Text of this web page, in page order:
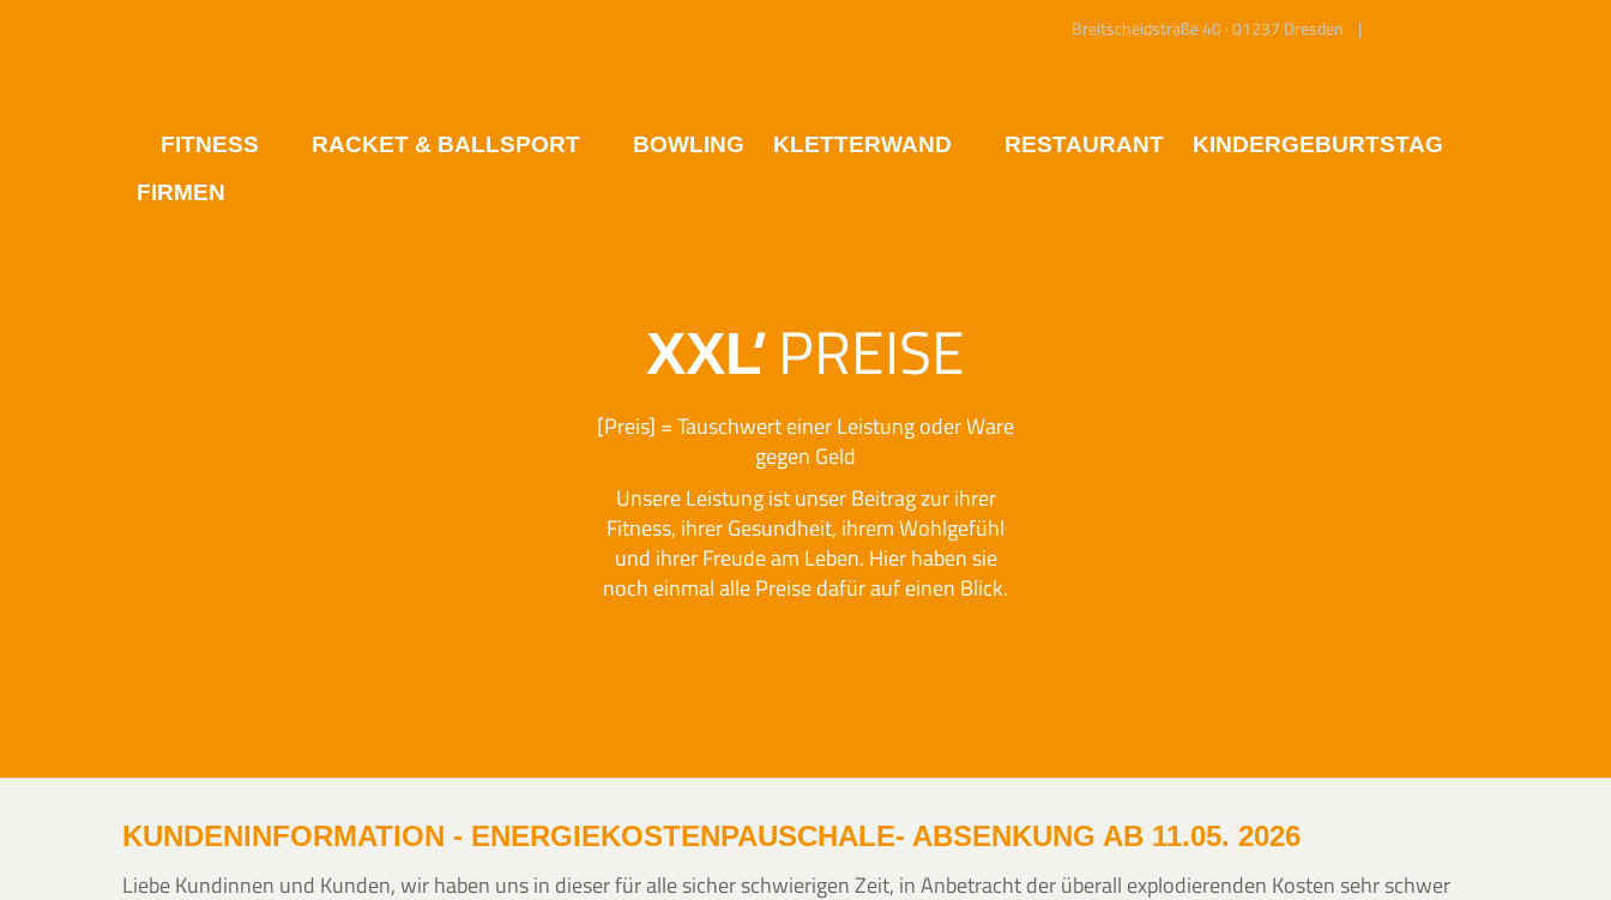
Breitscheidstraße 40 · 01237 Dresden |
FITNESS RACKET & BALLSPORT BOWLING KLETTERWAND RESTAURANT
KINDERGEBURTSTAG
FIRMEN
XXL
'PREISE
[Preis] = Tauschwert einer Leistung oder Ware
gegen Geld
Unsere Leistung ist unser Beitrag zur ihrer
Fitness, ihrer Gesundheit, ihrem Wohlgefühl
und ihrer Freude am Leben. Hier haben sie
noch einmal alle Preise dafür auf einen Blick.
KUNDENINFORMATION - ENERGIEKOSTENPAUSCHALE- ABSENKUNG AB 11.05. 2026
Liebe Kundinnen und Kunden, wir haben uns in dieser für alle sicher schwierigen Zeit, in Anbetracht der überall explodierenden Kosten sehr schwer